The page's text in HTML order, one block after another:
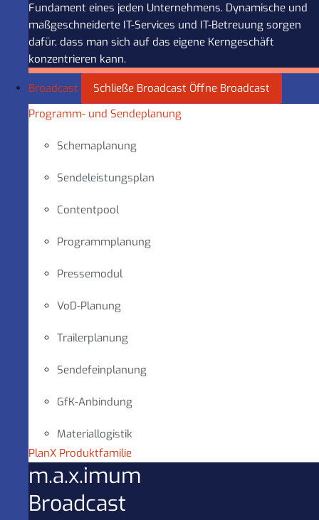
Fundament eines jeden Unternehmens. Dynamische und
maßgeschneiderte IT-Services und IT-Betreuung sorgen
dafür, dass man sich auf das eigene Kerngeschäft
konzentrieren kann.
Broadcast Schließe Broadcast Öffne Broadcast
Programm- und Sendeplanung
Schemaplanung
Sendeleistungsplan
Contentpool
Programmplanung
Pressemodul
VoD-Planung
Trailerplanung
Sendefeinplanung
GfK-Anbindung
Materiallogistik
PlanX Produktfamilie
m.a.x.imum
Broadcast